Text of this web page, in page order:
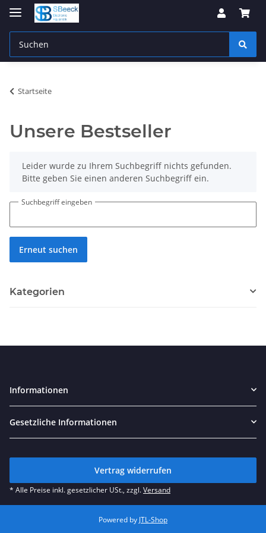
Startseite
Unsere Bestseller
xLeider wurde zu Ihrem Suchbegriff nichts gefunden.
Bitte geben Sie einen anderen Suchbegriff ein.
Suchbegriff eingeben
Erneut suchen
Kategorien
Informationen
Gesetzliche Informationen
Vertrag widerrufen
* Alle Preise inkl. gesetzlicher USt., zzgl.Versand
Powered by JTL-Shop